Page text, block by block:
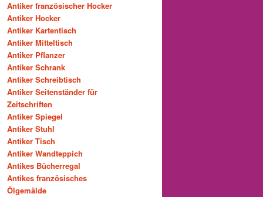
Antiker französischer Hocker
Antiker Hocker
Antiker Kartentisch
Antiker Mitteltisch
Antiker Pflanzer
Antiker Schrank
Antiker Schreibtisch
Antiker Seitenständer für
Zeitschriften
Antiker Spiegel
Antiker Stuhl
Antiker Tisch
Antiker Wandteppich
Antikes Bücherregal
Antikes französisches
Ölgemälde